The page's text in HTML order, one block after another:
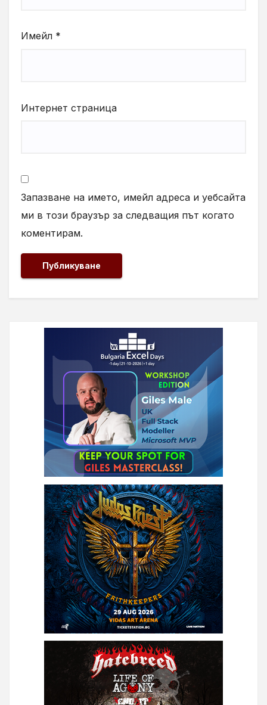
Имейл *
Интернет страница
Запазване на името, имейл адреса и уебсайта
ми в този браузър за следващия път когато
коментирам.